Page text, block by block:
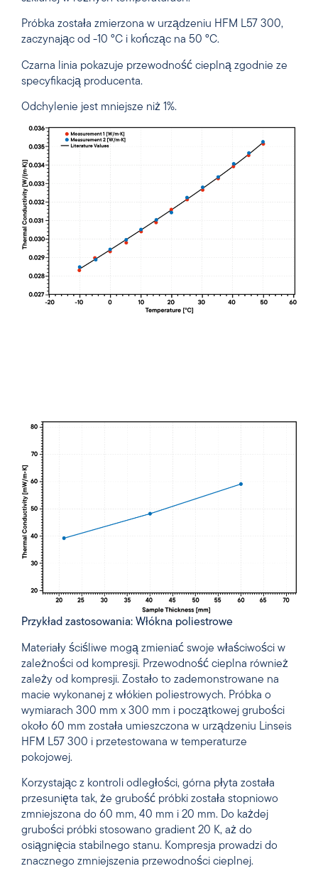
Próbka została zmierzona w urządzeniu HFM L57 300,
zaczynając od -10 °C i kończąc na 50 °C.
Czarna linia pokazuje przewodność cieplną zgodnie ze
specyfikacją producenta.
Odchylenie jest mniejsze niż 1%.
Przykład zastosowania: Włókna poliestrowe
Materiały ściśliwe mogą zmieniać swoje właściwości w
zależności od kompresji. Przewodność cieplna również
zależy od kompresji. Zostało to zademonstrowane na
macie wykonanej z włókien poliestrowych. Próbka o
wymiarach 300 mm x 300 mm i początkowej grubości
około 60 mm została umieszczona w urządzeniu Linseis
HFM L57 300 i przetestowana w temperaturze
pokojowej.
Korzystając z kontroli odległości, górna płyta została
przesunięta tak, że grubość próbki została stopniowo
zmniejszona do 60 mm, 40 mm i 20 mm. Do każdej
grubości próbki stosowano gradient 20 K, aż do
osiągnięcia stabilnego stanu. Kompresja prowadzi do
znacznego zmniejszenia przewodności cieplnej.